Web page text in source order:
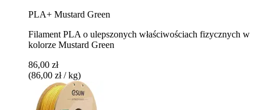
PLA+ Mustard Green
Filament PLA o ulepszonych właściwościach fizycznych w
kolorze Mustard Green
86,00 zł
(86,00 zł / kg)